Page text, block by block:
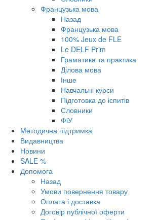
Французька мова
Назад
Французька мова
100% Jeux de FLE
Le DELF Prim
Граматика та практика
Ділова мова
Інше
Навчальні курси
Підготовка до іспитів
Словники
ФіУ
Методична підтримка
Видавництва
Новини
SALE %
Допомога
Назад
Умови повернення товару
Оплата і доставка
Договір публічної оферти